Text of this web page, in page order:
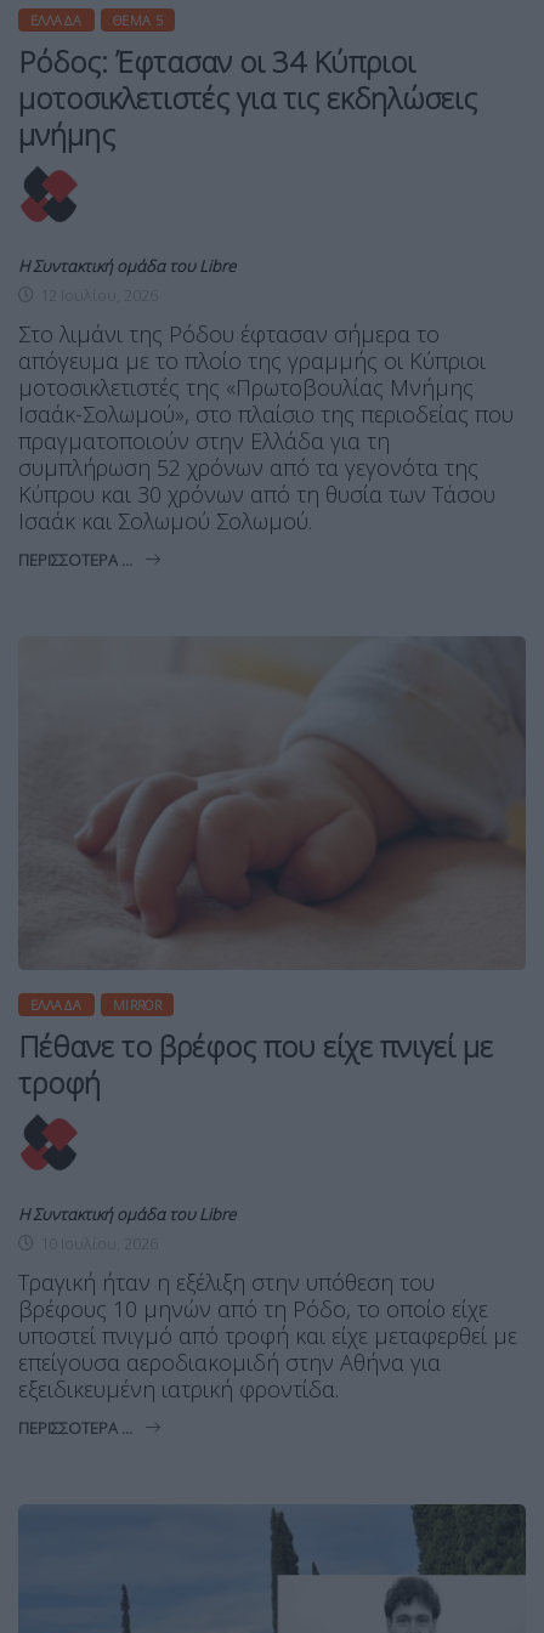
ΕΛΛΆΔΑ ΘΈΜΑ 5
Ρόδος: Έφτασαν οι 34 Κύπριοι
μοτοσικλετιστές για τις εκδηλώσεις
μνήμης
Η Συντακτική ομάδα του Libre
Στο λιμάνι της Ρόδου έφτασαν σήμερα το
απόγευμα με το πλοίο της γραμμής οι Κύπριοι
μοτοσικλετιστές της «Πρωτοβουλίας Μνήμης
Ισαάκ-Σολωμού», στο πλαίσιο της περιοδείας που
πραγματοποιούν στην Ελλάδα για τη
συμπλήρωση 52 χρόνων από τα γεγονότα της
Κύπρου και 30 χρόνων από τη θυσία των Τάσου
Ισαάκ και Σολωμού Σολωμού.
ΠΕΡΙΣΣΌΤΕΡΑ ...
ΕΛΛΆΔΑ MIRROR
Πέθανε το βρέφος που είχε πνιγεί με
τροφή
Η Συντακτική ομάδα του Libre
Τραγική ήταν η εξέλιξη στην υπόθεση του
βρέφους 10 μηνών από τη Ρόδο, το οποίο είχε
υποστεί πνιγμό από τροφή και είχε μεταφερθεί με
επείγουσα αεροδιακομιδή στην Αθήνα για
εξειδικευμένη ιατρική φροντίδα.
ΠΕΡΙΣΣΌΤΕΡΑ ...